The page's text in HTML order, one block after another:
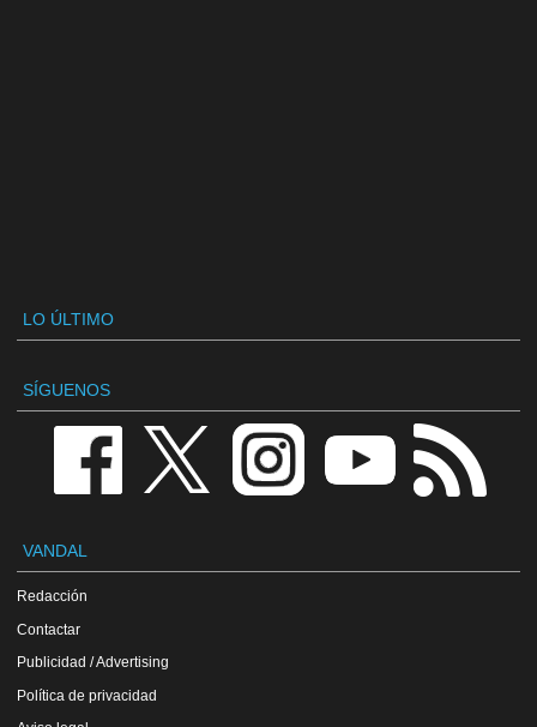
LO ÚLTIMO
SÍGUENOS
VANDAL
Redacción
Contactar
Publicidad / Advertising
Política de privacidad